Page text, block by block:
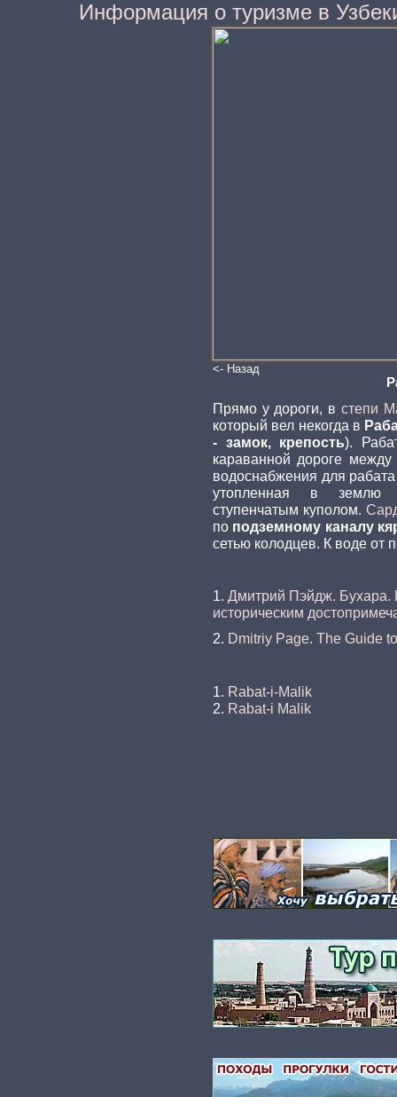
Информация о туризме в
<- Назад
Прямо у дороги, в степи
который вел некогда в
- замок, крепость).
караванной дороге
водоснабжения для
утопленная в землю
ступенчатым куполом.
по подземному каналу
сетью колодцев. К воде от
1. Дмитрий Пэйдж. Бухара.
историческим
2. Dmitriy Page. The Guide
1. Rabat-i-Malik
2. Rabat-i Malik